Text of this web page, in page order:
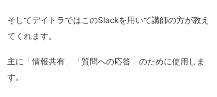
そしてデイトラではこのSlackを用いて講師の方が教え
てくれます。
主に「情報共有」「質問への応答」のために使用しま
す。